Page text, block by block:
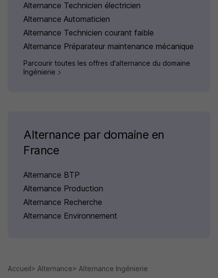
Alternance Technicien électricien
Alternance Automaticien
Alternance Technicien courant faible
Alternance Préparateur maintenance mécanique
Parcourir toutes les offres d'alternance du domaine
Ingénierie
Alternance par domaine en
France
Alternance BTP
Alternance Production
Alternance Recherche
Alternance Environnement
Accueil Alternance
Alternance Ingénierie